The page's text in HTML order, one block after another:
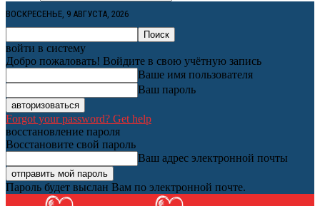
ВОСКРЕСЕНЬЕ, 9 АВГУСТА, 2026
войти в систему
Добро пожаловать! Войдите в свою учётную запись
Ваше имя пользователя
Ваш пароль
Forgot your password? Get help
восстановление пароля
Восстановите свой пароль
Ваш адрес электронной почты
Пароль будет выслан Вам по электронной почте.